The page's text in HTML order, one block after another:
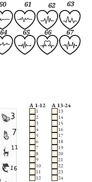
A 1-12
1
2
3
4
5
6
7
8
9
10
11
12
A 13-24
13
14
15
16
17
18
19
20
21
22
23
24